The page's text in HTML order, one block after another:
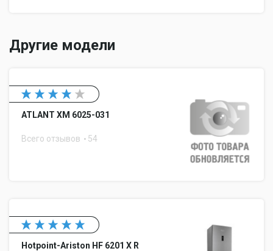
Другие модели
ATLANT ХМ 6025-031
Всего отзывов 54
Hotpoint-Ariston HF 6201 X R